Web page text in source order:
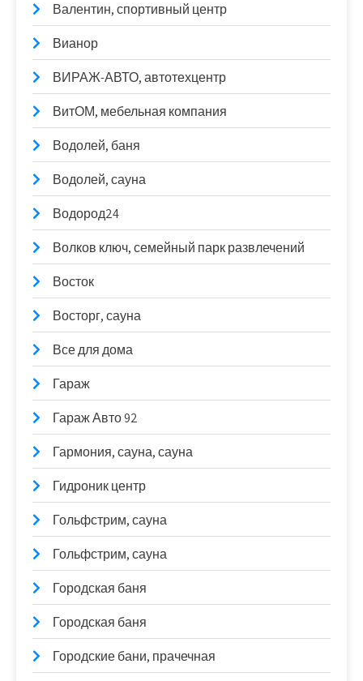
Валентин, спортивный центр
Вианор
ВИРАЖ-АВТО, автотехцентр
ВитОМ, мебельная компания
Водолей, баня
Водолей, сауна
Водород24
Волков ключ, семейный парк развлечений
Восток
Восторг, сауна
Все для дома
Гараж
Гараж Авто 92
Гармония, сауна, сауна
Гидроник центр
Гольфстрим, сауна
Гольфстрим, сауна
Городская баня
Городская баня
Городские бани, прачечная